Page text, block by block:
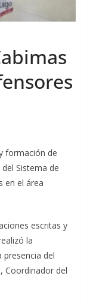
formación de
Sistema de
en el área
escritas y
la
del
Coordinador del